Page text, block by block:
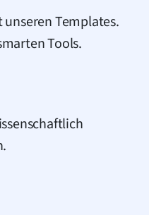
Templates.
Tools.